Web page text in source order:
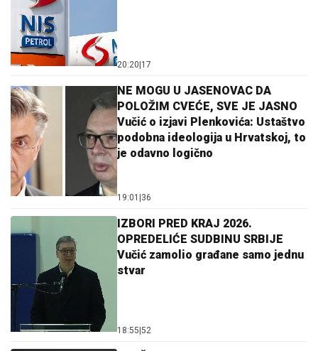
20:20 17
NE MOGU U JASENOVAC DA
POLOŽIM CVEĆE, SVE JE JASNO
Vučić o izjavi Plenkovića: Ustaštvo
podobna ideologija u Hrvatskoj, to
je odavno logično
19:01 36
IZBORI PRED KRAJ 2026.
OPREDELIĆE SUDBINU SRBIJE
Vučić zamolio građane samo jednu
stvar
18:55 52